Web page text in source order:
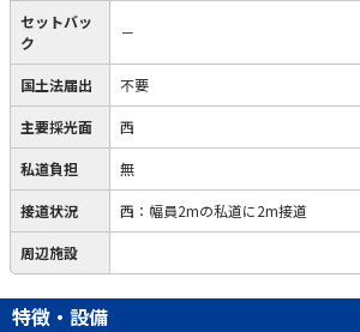
セットバッ
ク
－
国土法届出 不要
主要採光面 西
私道負担 無
接道状況 西：幅員2mの私道に2m接道
周辺施設
特徴・設備